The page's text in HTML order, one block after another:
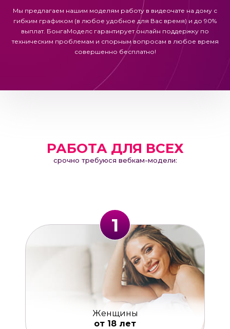
Мы предлагаем нашим моделям работу в видеочате на дому с
гибким графиком (в любое удобное для Вас время) и до 90%
выплат. БонгаМоделс гарантирует онлайн поддержку по
техническим проблемам и спорным вопросам в любое время
совершенно бесплатно!
РАБОТА ДЛЯ ВСЕХ
срочно требуюся вебкам-модели:
1
Женщины
от 18 лет